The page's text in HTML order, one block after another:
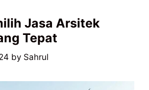
Jasa Arsitek
Tepat
by Sahrul